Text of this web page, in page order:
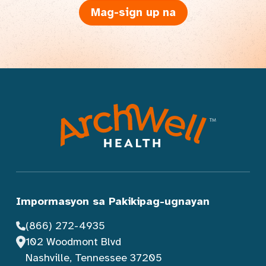
Mag-sign up na
Impormasyon sa Pakikipag-ugnayan
(866) 272-4935
102 Woodmont Blvd
Nashville, Tennessee 37205